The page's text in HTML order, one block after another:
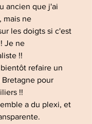
ancien que j'ai
mais ne
les doigts si c'est
Je ne
!!
refaire un
pour
!!
a du plexi, et